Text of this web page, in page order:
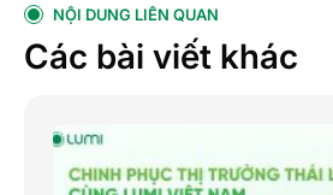
NỘI DUNG LIÊN QUAN
Các bài viết khác